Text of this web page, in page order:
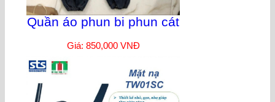
Quần áo phun bi phun cát
Giá: 850,000 VNĐ